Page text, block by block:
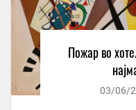
Пожар во
03/06/